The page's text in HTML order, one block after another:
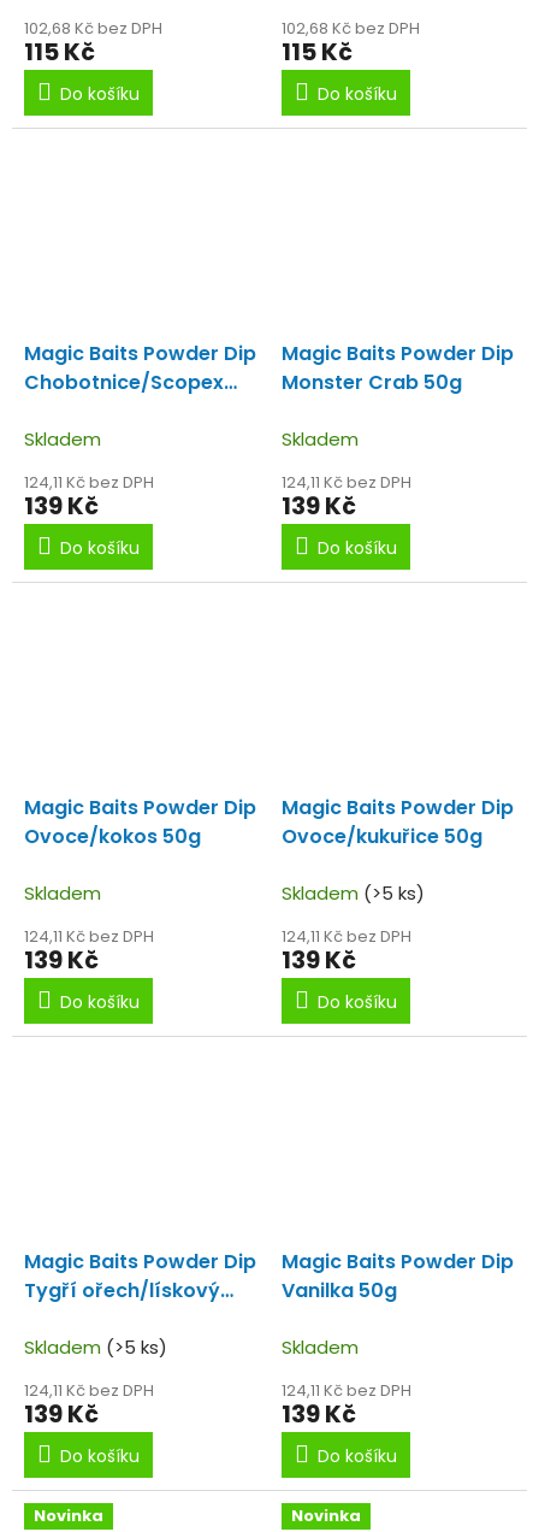
102,68 Kč bez DPH
115 Kč
Do košíku
102,68 Kč bez DPH
115 Kč
Do košíku
Magic Baits Powder Dip
Chobotnice/Scopex
Skladem
124,11 Kč bez DPH
139 Kč
Do košíku
Magic Baits Powder Dip
Monster Crab 50g
Skladem
124,11 Kč bez DPH
139 Kč
Do košíku
Magic Baits Powder Dip
Ovoce/kokos 50g
Skladem
124,11 Kč bez DPH
139 Kč
Do košíku
Magic Baits Powder Dip
Ovoce/kukuřice 50g
Skladem (>5 ks)
124,11 Kč bez DPH
139 Kč
Do košíku
Magic Baits Powder Dip
Tygří ořech/lískový
Skladem (>5 ks)
124,11 Kč bez DPH
139 Kč
Do košíku
Magic Baits Powder Dip
Vanilka 50g
Skladem
124,11 Kč bez DPH
139 Kč
Do košíku
Novinka Novinka